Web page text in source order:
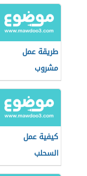
طريقة عمل
مشروب
الشوكولاتة
الساخنة
كيفية عمل
السحلب